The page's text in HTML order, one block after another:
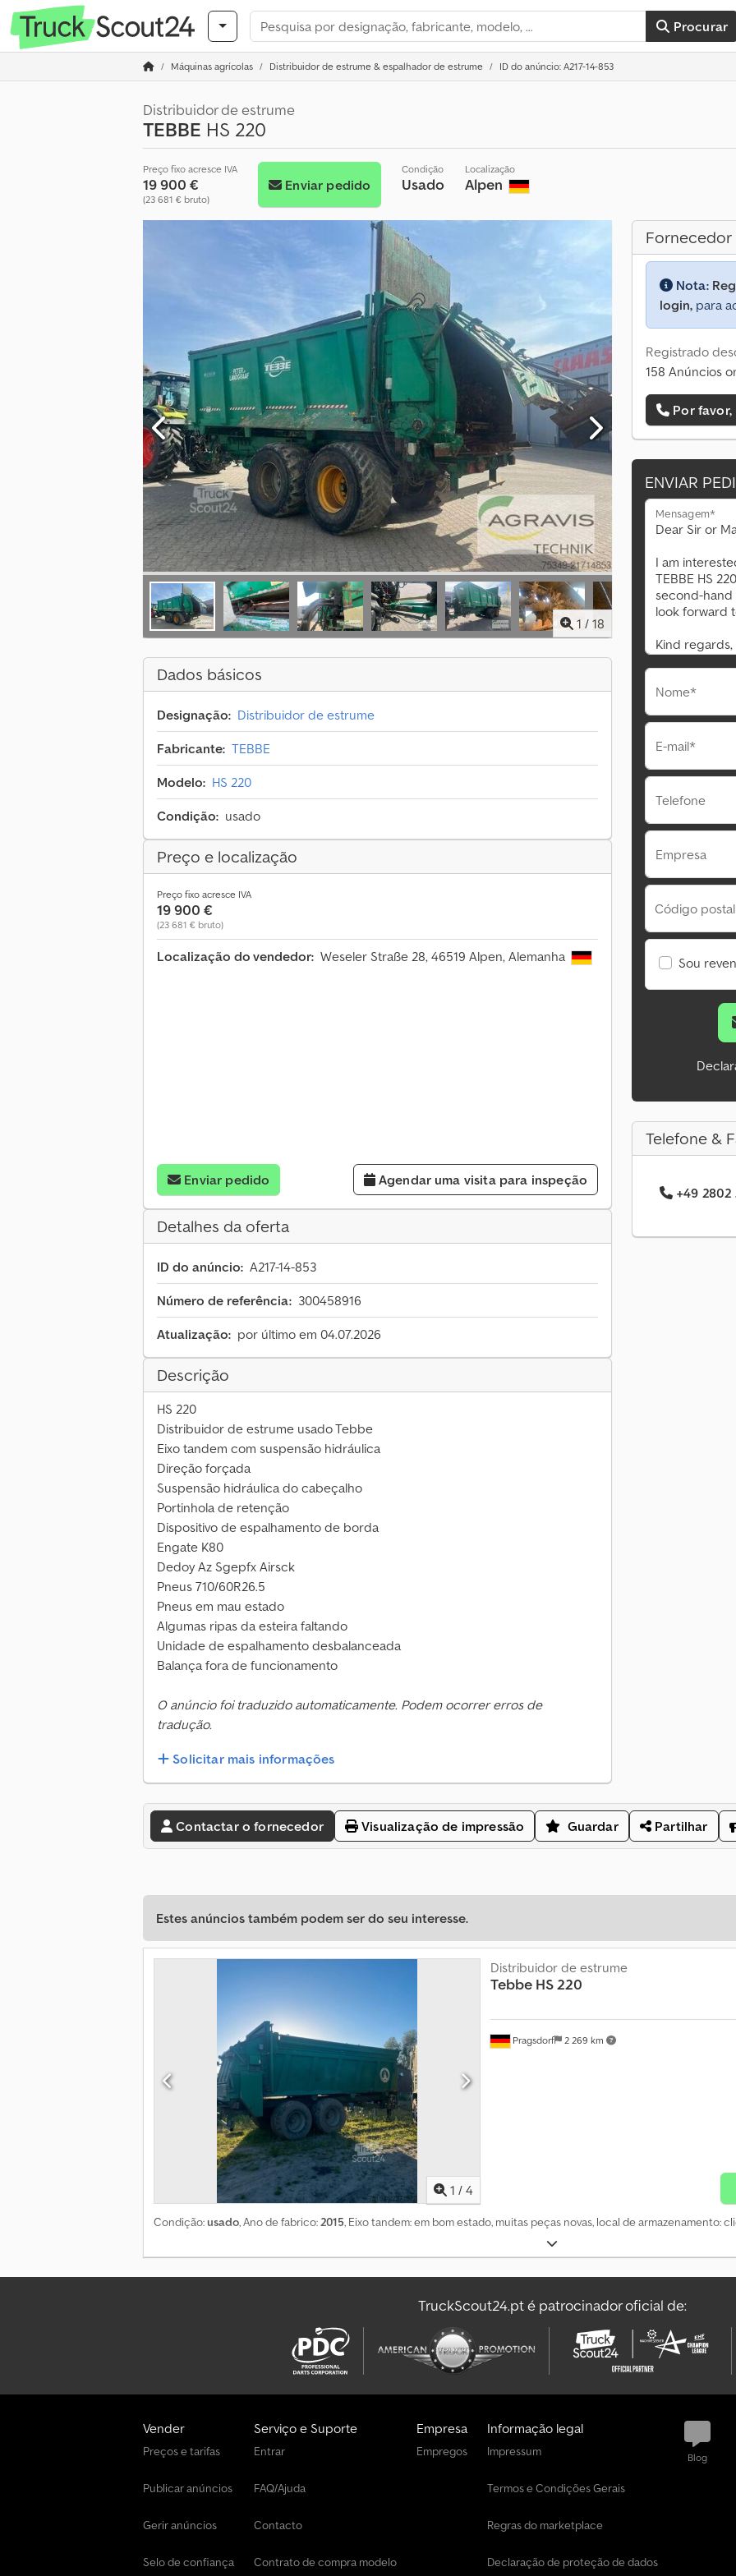
Procurar
Máquinas agrícolas Distribuidor de estrume & espalhador de estrume ID do anúncio: A217-14-853
Distribuidor de estrume
TEBBE HS 220
Preço fixo acresce IVA
19 900 €
(23 681 € bruto)
Enviar pedido
Condição
Usado
Localização
Alpen
1 / 18
Dados básicos
Designação: Distribuidor de estrume
Fabricante: TEBBE
Modelo: HS 220
Condição: usado
Preço e localização
Preço fixo acresce IVA
19 900 €
(23 681 € bruto)
Localização do vendedor: Weseler Straße 28, 46519 Alpen, Alemanha
Enviar pedido Agendar uma visita para inspeção
Detalhes da oferta
ID do anúncio: A217-14-853
Número de referência: 300458916
Atualização: por último em 04.07.2026
Descrição
HS 220
Distribuidor de estrume usado Tebbe
Eixo tandem com suspensão hidráulica
Direção forçada
Suspensão hidráulica do cabeçalho
Portinhola de retenção
Dispositivo de espalhamento de borda
Engate K80
Dedoy Az Sgepfx Airsck
Pneus 710/60R26.5
Pneus em mau estado
Algumas ripas da esteira faltando
Unidade de espalhamento desbalanceada
Balança fora de funcionamento
O anúncio foi traduzido automaticamente. Podem ocorrer erros de
tradução.
Solicitar mais informações
Fornecedor
Nota:
login, para
Registrado
158 Anúncios
Por
ENVIAR
Mensagem*
Nome*
E-mail*
Telefone
Empresa
Código
Sou
Telefone &
+49 2802
Contactar o fornecedor Visualização de impressão Guardar Partilhar
Estes anúncios também podem ser do seu interesse.
1 / 4
Pragsdorf 2 269 km
Distribuidor de estrume
Tebbe HS 220
Condição:usado, Ano de fabrico:2015, Eixo tandem: em bom estado, muitas peças novas, local de armazenamento:
TruckScout24.pt é patrocinador oficial de:
Vender
Preços e tarifas
Publicar anúncios
Gerir anúncios
Selo de confiança
Serviço e Suporte
Entrar
FAQ/Ajuda
Contacto
Contrato de compra modelo
Empresa
Empregos
Informação legal
Impressum
Termos e Condições Gerais
Regras do marketplace
Declaração de proteção de dados
Blog